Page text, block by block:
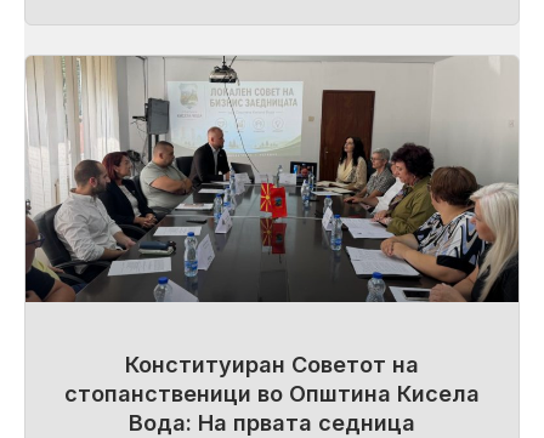
Конституиран Советот на
стопанственици во Општина Кисела
Вода: На првата седница